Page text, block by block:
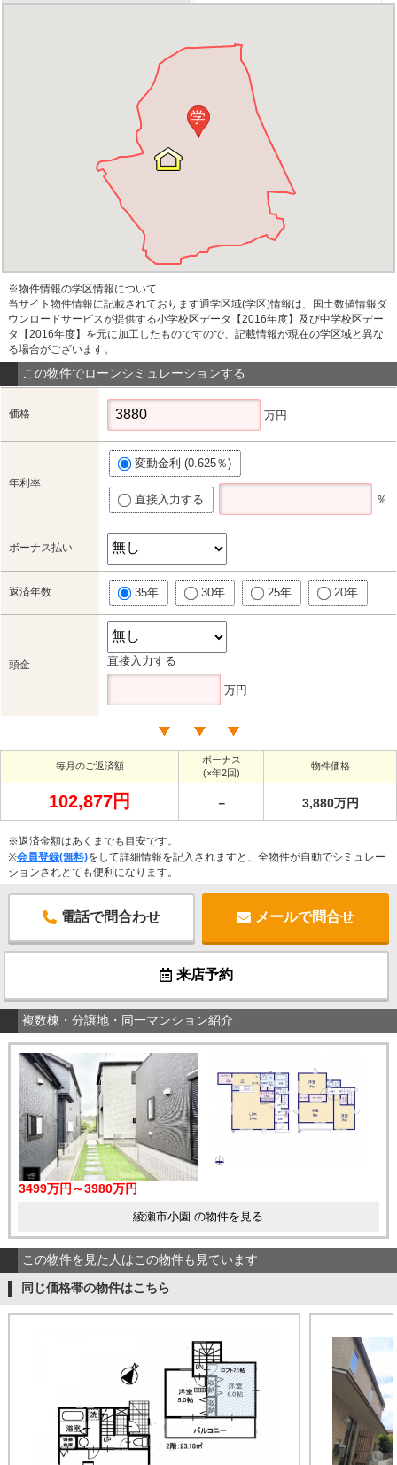
学
※物件情報の学区情報について
当サイト物件情報に記載されております通学区域(学区)情報は、国土数値情報ダ
ウンロードサービスが提供する小学校区データ【2016年度】及び中学校区デー
タ【2016年度】を元に加工したものですので、記載情報が現在の学区域と異な
る場合がございます。
この物件でローンシミュレーションする
価格 万円
年利率
変動金利 (0.625％)
直接入力する ％
ボーナス払い
返済年数 35年 30年 25年 20年
頭金 直接入力する
万円
毎月のご返済額
ボーナス
(×年2回)
物件価格
102,877円 － 3,880万円
※返済金額はあくまでも目安です。
※会員登録(無料)をして詳細情報を記入されますと、全物件が自動でシミュレー
ションされとても便利になります。
電話で問合わせ メールで問合せ
来店予約
複数棟・分譲地・同一マンション紹介
3499万円～3980万円
綾瀬市小園 の物件を見る
この物件を見た人はこの物件も見ています
同じ価格帯の物件はこちら